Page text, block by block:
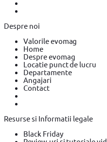
Despre noi
Valorile evomag
Home
Despre evomag
Locatie punct de lucru
Departamente
Angajari
Contact
Resurse si Informatii legale
Black Friday